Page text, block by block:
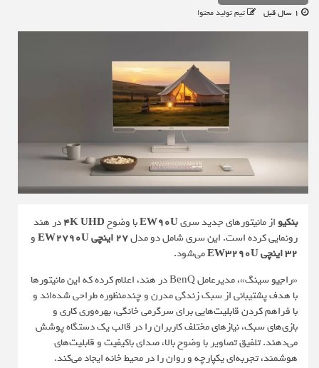
تیم تولید محتوا
بنکیواز مانیتورهای جدید سریEW90Uبا وضوح4K UHDدر هند
رونمایی کرده است. این سری شامل دو مدل27 اینچی EW2790U
و
32 اینچی EW3290U
می‌شود.
«راجیو سینگ»، مدیرعامل BenQ در هند، اعلام کرده که این مانیتورها
با هدف پشتیبانی از سبک زندگی مدرن و چندمنظوره طراحی شده‌اند و
با فراهم کردن قابلیت‌هایی برای سرگرمی خانگی، بهره‌وری کاری و
بازی‌های سبک، نیازهای مختلف کاربران را در قالب یک دستگاه پوشش
می‌دهند. تلفیق تصاویر با وضوح بالا، صدای باکیفیت و قابلیت‌های
هوشمند، تجربه‌ای یکپارچه و روان را در محیط خانه ایجاد می‌کند.